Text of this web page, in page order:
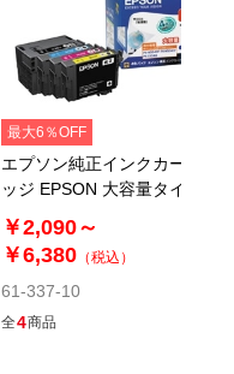
カートに入れる
最大6％OFF
エプソン純正インクカートリ
ッジ EPSON 大容量タイプ
￥2,090～
￥6,380 （税込）
61-337-10
全4商品